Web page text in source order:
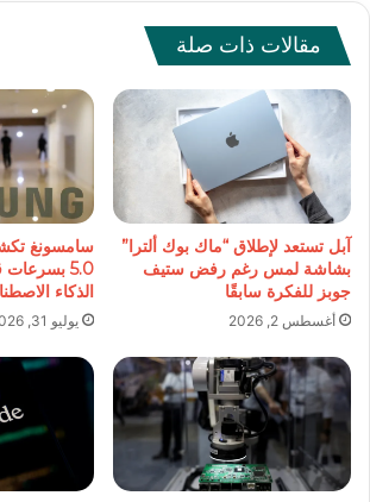
الإفريقي
للتجارة
البينية
مقالات ذات صلة
آبل تستعد لإطلاق “ماك بوك ألترا”
بشاشة لمس رغم رفض ستيف
جوبز للفكرة سابقًا
أغسطس 2, 2026
5.0
الذكاء
يوليو 31, 2026